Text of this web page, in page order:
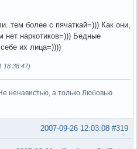
более с пячаткай=))) Как они,
нет наркотиков=))) Бедные
их лица=))))
18:38:47)
ненавистью, а только Любовью.
#319
2007-09-26 12:03:08